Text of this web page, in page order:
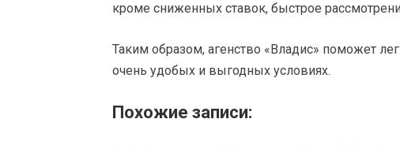
кроме сниженных ставок, быстрое
Таким образом, агенство «Владис» поможет
очень удобых и выгодных условиях.
Похожие записи: